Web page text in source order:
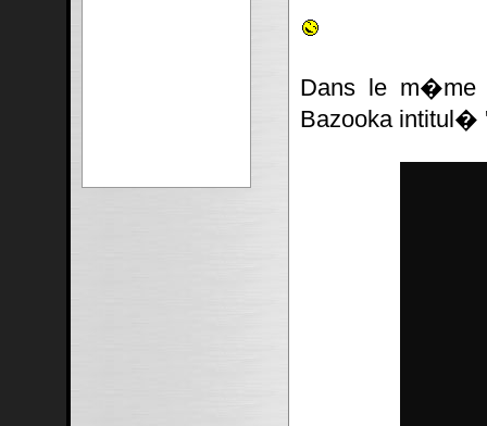
Dans le m�me
Bazooka intitul�